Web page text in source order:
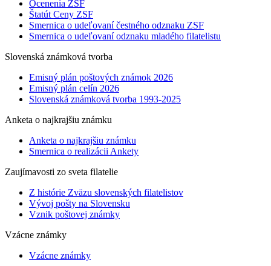
Ocenenia ZSF
Štatút Ceny ZSF
Smernica o udeľovaní čestného odznaku ZSF
Smernica o udeľovaní odznaku mladého filatelistu
Slovenská známková tvorba
Emisný plán poštových známok 2026
Emisný plán celín 2026
Slovenská známková tvorba 1993-2025
Anketa o najkrajšiu známku
Anketa o najkrajšiu známku
Smernica o realizácii Ankety
Zaujímavosti zo sveta filatelie
Z histórie Zväzu slovenských filatelistov
Vývoj pošty na Slovensku
Vznik poštovej známky
Vzácne známky
Vzácne známky